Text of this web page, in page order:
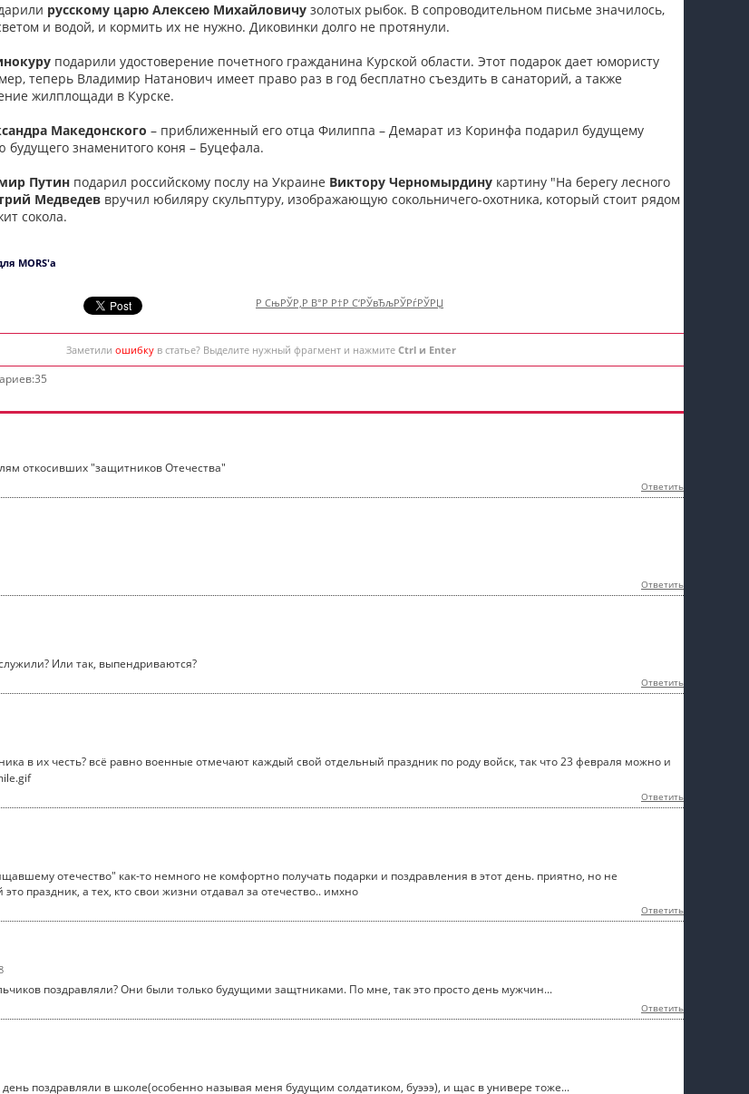
русскому царю Алексею Михайловичу золотых рыбок. В сопроводительном письме значилось,
и водой, и кормить их не нужно. Диковинки долго не протянули.
подарили удостоверение почетного гражданина Курской области. Этот подарок дает юмористу
теперь Владимир Натанович имеет право раз в год бесплатно съездить в санаторий, а также
жилплощади в Курске.
Македонского – приближенный его отца Филиппа – Демарат из Коринфа подарил будущему
будущего знаменитого коня – Буцефала.
Путин подарил российскому послу на Украине Виктору Черномырдину картину "На берегу лесного
Медведев вручил юбиляру скульптуру, изображающую сокольничего-охотника, который стоит рядом
сокола.
MORS'a
Р СњРЎР‚Р В°Р Р†Р С‘РЎвЂљРЎРѓРЎРЏ
Заметили ошибкув статье? Выделите нужный фрагмент и нажмите Ctrl и Enter
откосивших "защитников Отечества"
Ответить
Ответить
Или так, выпендриваются?
Ответить
в их честь? всё равно военные отмечают каждый свой отдельный праздник по роду войск, так что 23 февраля можно и
Ответить
отечество" как-то немного не комфортно получать подарки и поздравления в этот день. приятно, но не
праздник, а тех, кто свои жизни отдавал за отечество.. имхно
Ответить
поздравляли? Они были только будущими защтниками. По мне, так это просто день мужчин...
Ответить
поздравляли в школе(особенно называя меня будущим солдатиком, буэээ), и щас в универе тоже...